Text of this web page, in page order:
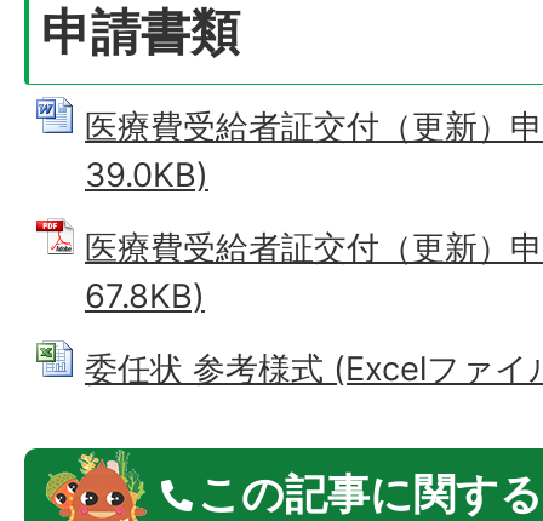
申請書類
医療費受給者証交付（更新）
39.0KB)
医療費受給者証交付（更新）
67.8KB)
委任状 参考様式 (Excelファイ
この記事に関す